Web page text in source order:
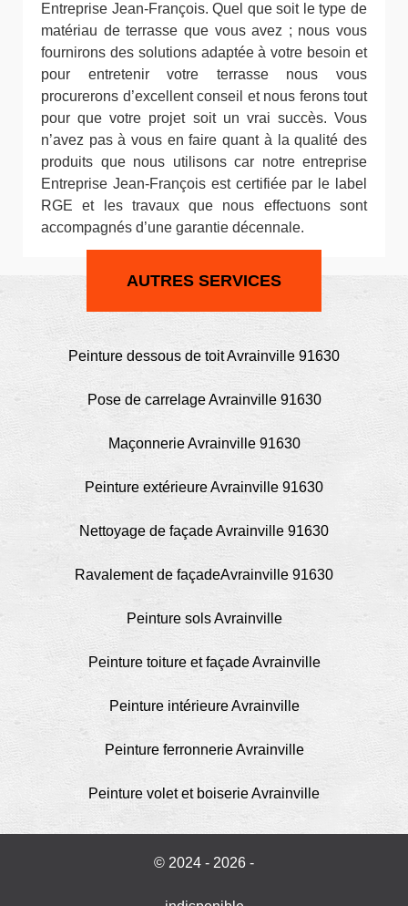
Entreprise Jean-François. Quel que soit le type de
matériau de terrasse que vous avez ; nous vous
fournirons des solutions adaptée à votre besoin et
pour entretenir votre terrasse nous vous
procurerons d’excellent conseil et nous ferons tout
pour que votre projet soit un vrai succès. Vous
n’avez pas à vous en faire quant à la qualité des
produits que nous utilisons car notre entreprise
Entreprise Jean-François est certifiée par le label
RGE et les travaux que nous effectuons sont
accompagnés d’une garantie décennale.
AUTRES SERVICES
Peinture dessous de toit Avrainville 91630
Pose de carrelage Avrainville 91630
Maçonnerie Avrainville 91630
Peinture extérieure Avrainville 91630
Nettoyage de façade Avrainville 91630
Ravalement de façadeAvrainville 91630
Peinture sols Avrainville
Peinture toiture et façade Avrainville
Peinture intérieure Avrainville
Peinture ferronnerie Avrainville
Peinture volet et boiserie Avrainville
© 2024 - 2026 -